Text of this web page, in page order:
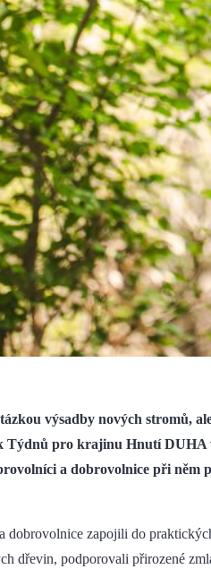
výsadby nových stromů,
Týdnů pro krajinu Hnutí DUHA
a dobrovolnice při něm
dobrovolnice zapojili do
dřevin, podporovali přirozené